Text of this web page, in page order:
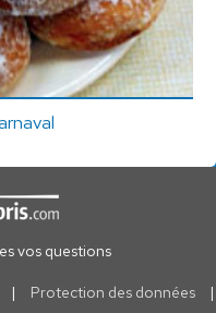
vos questions
| Protection des données
|